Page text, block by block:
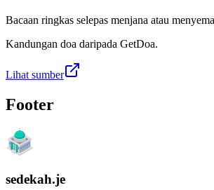
Bacaan ringkas selepas menjana atau
Kandungan doa daripada GetDoa.
Lihat sumber
Footer
sedekah.je